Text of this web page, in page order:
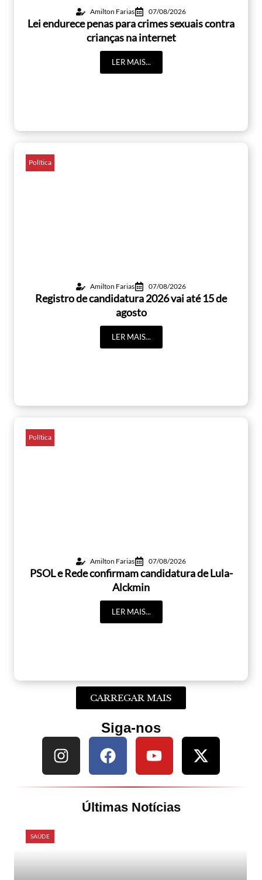
Amilton Farias 07/08/2026
Lei endurece penas para crimes sexuais contra
crianças na internet
LER MAIS...
Política
Amilton Farias 07/08/2026
Registro de candidatura 2026 vai até 15 de
agosto
LER MAIS...
Política
Amilton Farias 07/08/2026
PSOL e Rede confirmam candidatura de Lula-
Alckmin
LER MAIS...
CARREGAR MAIS
Siga-nos
Últimas Notícias
SAÚDE